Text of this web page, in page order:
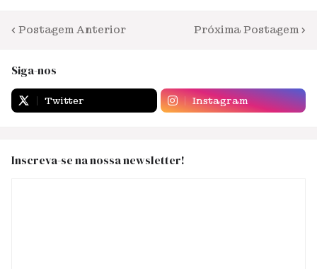
Postagem Anterior Próxima Postagem
Siga-nos
Twitter Instagram
Inscreva-se na nossa newsletter!